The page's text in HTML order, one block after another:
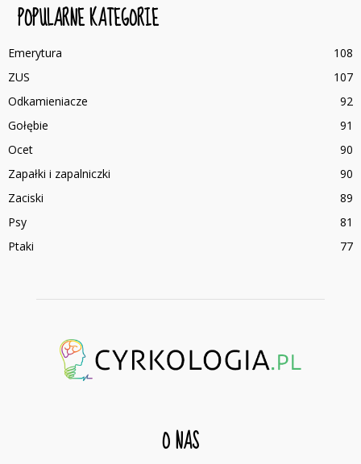
POPULARNE KATEGORIE
Emerytura
108
ZUS
107
Odkamieniacze
92
Gołębie
91
Ocet
90
Zapałki i zapalniczki
90
Zaciski
89
Psy
81
Ptaki
77
O NAS